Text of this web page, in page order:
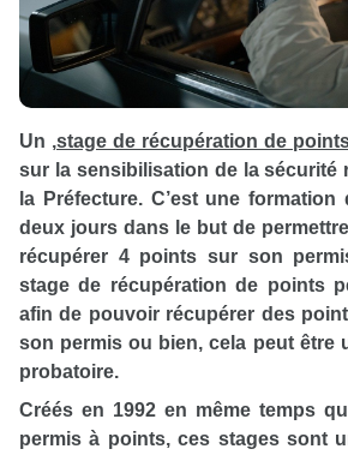
Un ,stage de récupération de
sur la sensibilisation de la sécurité
la Préfecture. C’est une
deux jours dans le but de
récupérer 4 points sur son
stage de récupération de points
afin de pouvoir récupérer des
son permis ou bien, cela peut être
probatoire.
Créés en 1992 en même temps
permis à points, ces stages sont